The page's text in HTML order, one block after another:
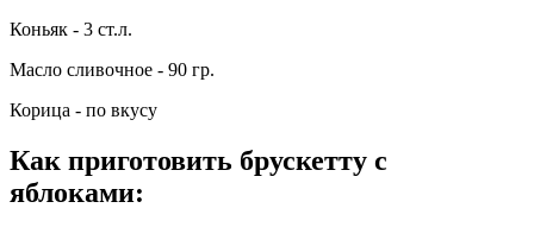
Коньяк - 3 ст.л.
Масло сливочное - 90 гр.
Корица - по вкусу
Как приготовить брускетту с
яблоками: